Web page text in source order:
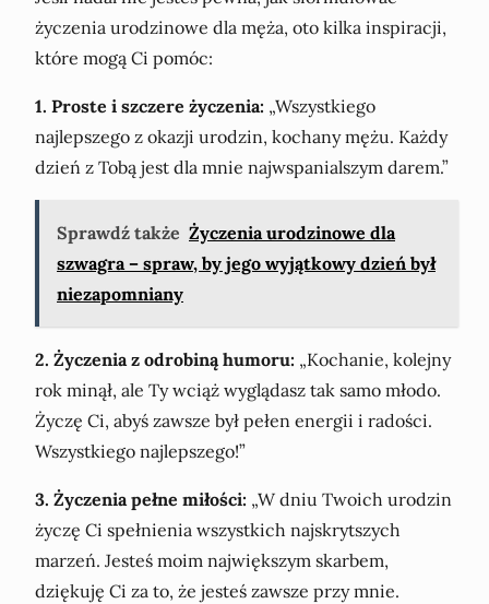
życzenia urodzinowe dla męża, oto kilka inspiracji,
które mogą Ci pomóc:
1. Proste i szczere życzenia: „Wszystkiego
najlepszego z okazji urodzin, kochany mężu. Każdy
dzień z Tobą jest dla mnie najwspanialszym darem.”
Sprawdź także Życzenia urodzinowe dla
szwagra – spraw, by jego wyjątkowy dzień był
niezapomniany
2. Życzenia z odrobiną humoru: „Kochanie, kolejny
rok minął, ale Ty wciąż wyglądasz tak samo młodo.
Życzę Ci, abyś zawsze był pełen energii i radości.
Wszystkiego najlepszego!”
3. Życzenia pełne miłości: „W dniu Twoich urodzin
życzę Ci spełnienia wszystkich najskrytszych
marzeń. Jesteś moim największym skarbem,
dziękuję Ci za to, że jesteś zawsze przy mnie.